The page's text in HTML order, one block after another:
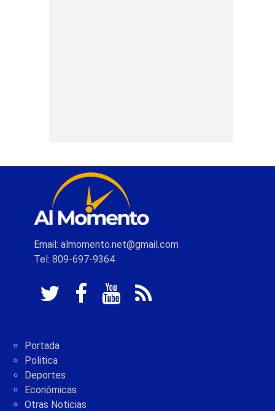
Email: almomento.net@gmail.com
Tel: 809-697-9364
Portada
Politica
Deportes
Económicas
Otras Noticias